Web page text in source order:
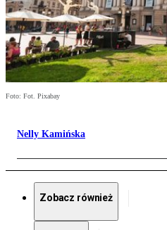
Foto: Fot. Pixabay
Nelly Kamińska
Zobacz również